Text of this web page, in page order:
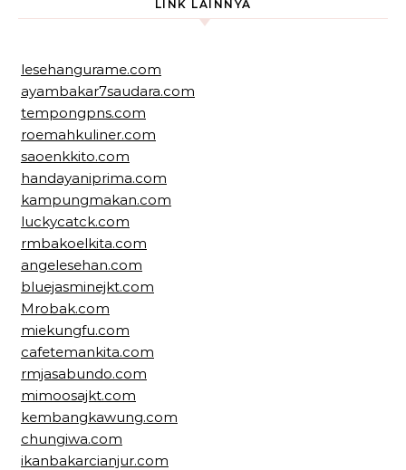
LINK LAINNYA
lesehangurame.com
ayambakar7saudara.com
tempongpns.com
roemahkuliner.com
saoenkkito.com
handayaniprima.com
kampungmakan.com
luckycatck.com
rmbakoelkita.com
angelesehan.com
bluejasminejkt.com
Mrobak.com
miekungfu.com
cafetemankita.com
rmjasabundo.com
mimoosajkt.com
kembangkawung.com
chungiwa.com
ikanbakarcianjur.com